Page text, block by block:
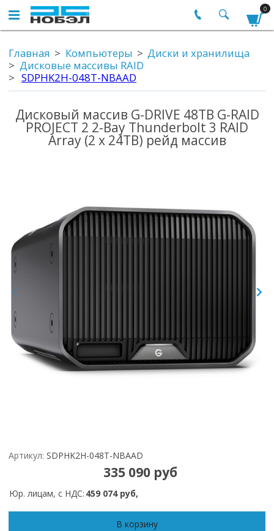
0
Главная Компьютеры
Диски и хранилища
Дисковые массивы RAID
SDPHK2H-048T-NBAAD
Дисковый массив G-DRIVE 48TB G-RAID
PROJECT 2 2-Bay Thunderbolt 3 RAID
Array (2 x 24TB) рейд массив
Артикул: SDPHK2H-048T-NBAAD
335 090 руб
Юр. лицам, с НДС: 459 074 руб,
В корзину